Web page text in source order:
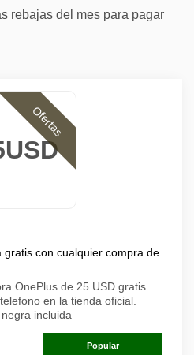
rebajas del mes para pagar
Ofertas
con cualquier compra de
OnePlus de 25 USD gratis
en la tienda oficial.
incluida
Popular